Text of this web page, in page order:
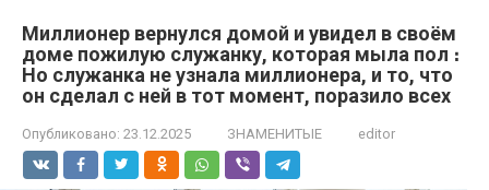
Миллионер вернулся домой и увидел в своём
доме пожилую служанку, которая мыла пол ։
Но служанка не узнала миллионера, и то, что
он сделал с ней в тот момент, поразило всех
Опубликовано: 23.12.2025 ЗНАМЕНИТЫЕ editor